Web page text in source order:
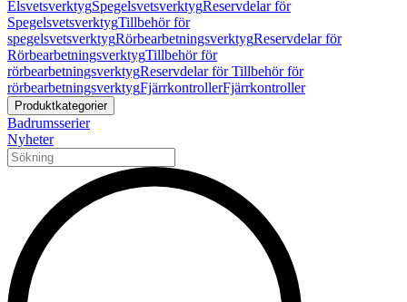
ElsvetsverktygSpegelsvetsverktygReservdelar för
SpegelsvetsverktygTillbehör för
spegelsvetsverktygRörbearbetningsverktygReservdelar för
RörbearbetningsverktygTillbehör för
rörbearbetningsverktygReservdelar för Tillbehör för
rörbearbetningsverktygFjärrkontrollerFjärrkontroller
Produktkategorier
Badrumsserier
Nyheter